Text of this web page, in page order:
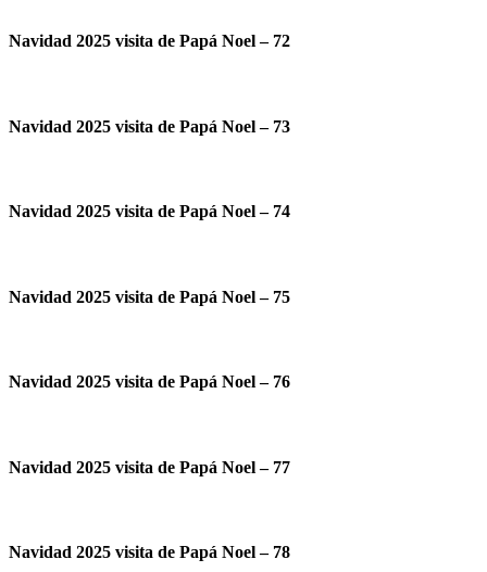
Navidad 2025 visita de Papá Noel – 72
Navidad 2025 visita de Papá Noel – 73
Navidad 2025 visita de Papá Noel – 74
Navidad 2025 visita de Papá Noel – 75
Navidad 2025 visita de Papá Noel – 76
Navidad 2025 visita de Papá Noel – 77
Navidad 2025 visita de Papá Noel – 78